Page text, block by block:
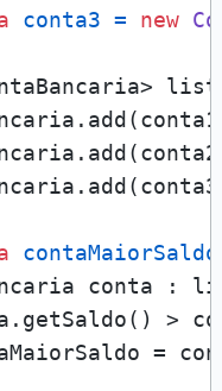
conta3 = new
contaMaiorSaldo
conta :
>
=